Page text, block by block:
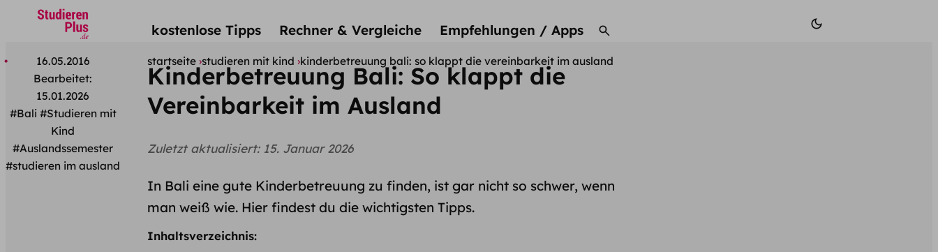
kostenlose Tipps Rechner & Vergleiche Empfehlungen / Apps
startseite studieren mit kind kinderbetreuung bali: so klappt die vereinbarkeit im ausland
16.05.2016
Bearbeitet:
15.01.2026
#Bali #Studieren mit
Kind
#Auslandssemester
#studieren im ausland
Kinderbetreuung Bali: So klappt die
Vereinbarkeit im Ausland
Zuletzt aktualisiert: 15. Januar 2026
In Bali eine gute Kinderbetreuung zu finden, ist gar nicht so schwer, wenn
man weiß wie. Hier findest du die wichtigsten Tipps.
Inhaltsverzeichnis: